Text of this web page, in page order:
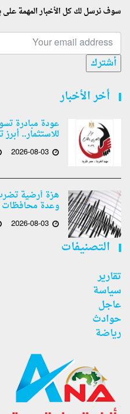
سوف نرسل لك كل الأخبار المهمة على
أشترك
أخر الأخبار
عودة مبادرة
للاستثمار..
2026-08-03
هزة أرضية
وعدة محافظات
2026-08-03
التصنيفات
تقارير
سياسة
عاجل
حوادث
رياضة